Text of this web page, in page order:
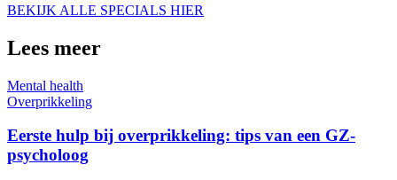
BEKIJK ALLE SPECIALS HIER
Lees meer
Mental health
Overprikkeling
Eerste hulp bij overprikkeling: tips van een GZ-
psycholoog